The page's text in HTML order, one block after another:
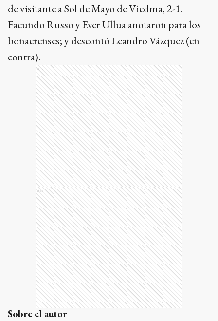
de visitante a Sol de Mayo de Viedma, 2-1.
Facundo Russo y Ever Ullua anotaron para los
bonaerenses; y descontó Leandro Vázquez (en
contra).
Ads
Ads
Sobre el autor